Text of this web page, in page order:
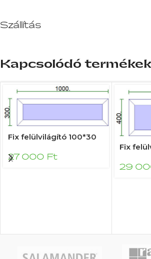
Szállítás
Kapcsolódó termékek
Fix felülvilágító 100*30
27 000 Ft
Fix
29